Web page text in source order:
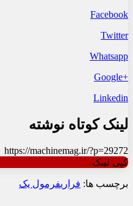
Facebook
Twitter
Whatsapp
+Google
Linkedin
لینک کوتاه نوشته
https://machinemag.ir/?p=29272
کپی لینک
برچسب ها: فراریفرمول یک